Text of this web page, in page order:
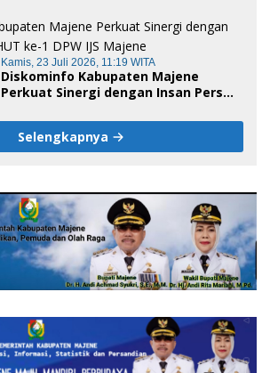
Jadi Embrio Pendirian Politeknik
Negeri Sulawesi Barat
Kamis, 23 Juli 2026, 11:19 WITA
Diskominfo Kabupaten Majene
Perkuat Sinergi dengan Insan Pers
Selengkapnya